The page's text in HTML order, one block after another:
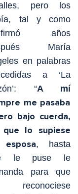
pero los
tal y como
años
María
en palabras
a ‘La
“Amí
me pasaba
bajo cuerda,
que lo supiese
, hasta
le puse le
para que
reconociese